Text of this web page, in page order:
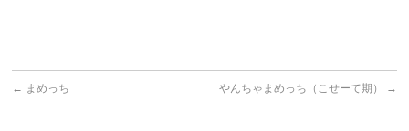
← まめっち やんちゃまめっち（こせーて期） →